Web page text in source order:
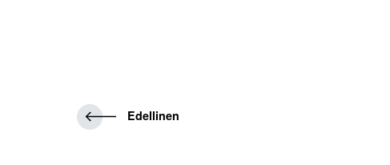
EEdellinen